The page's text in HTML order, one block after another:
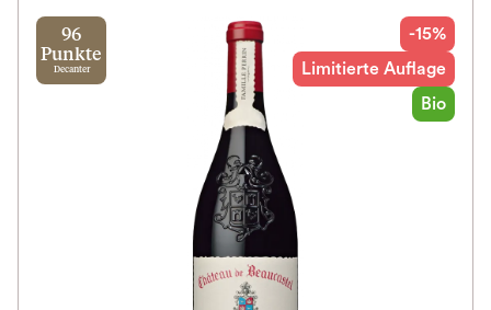
Klassifikation
96
Punkte
Decanter
-15%
Limitierte Auflage
Bio